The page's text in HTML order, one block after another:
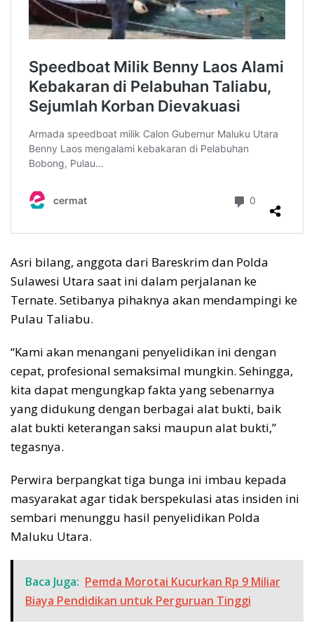
Asri bilang, anggota dari Bareskrim dan Polda
Sulawesi Utara saat ini dalam perjalanan ke
Ternate. Setibanya pihaknya akan mendampingi ke
Pulau Taliabu.
“Kami akan menangani penyelidikan ini dengan
cepat, profesional semaksimal mungkin. Sehingga,
kita dapat mengungkap fakta yang sebenarnya
yang didukung dengan berbagai alat bukti, baik
alat bukti keterangan saksi maupun alat bukti,”
tegasnya.
Perwira berpangkat tiga bunga ini imbau kepada
masyarakat agar tidak berspekulasi atas insiden ini
sembari menunggu hasil penyelidikan Polda
Maluku Utara.
Baca Juga: Pemda Morotai Kucurkan Rp 9 Miliar
Biaya Pendidikan untuk Perguruan Tinggi